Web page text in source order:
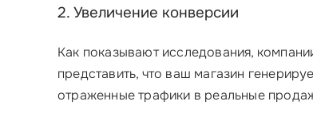
2. Увеличение конверсии
Как показывают исследования,
представить, что ваш магазин
отраженные трафики в реальные